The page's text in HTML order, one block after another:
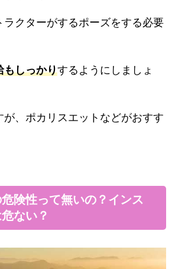
ラクターがするポーズをする必要
もしっかりするようにしましょ
が、ポカリスエットなどがおすす
険性って無いの？インス
ない？